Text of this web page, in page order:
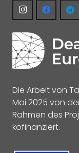
Die Arbeit von
Mai 2025 von
Rahmen des
kofinanziert.